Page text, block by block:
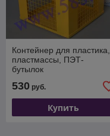
Контейнер для пластика,
пластмассы, ПЭТ-
бутылок
530 руб.
Купить